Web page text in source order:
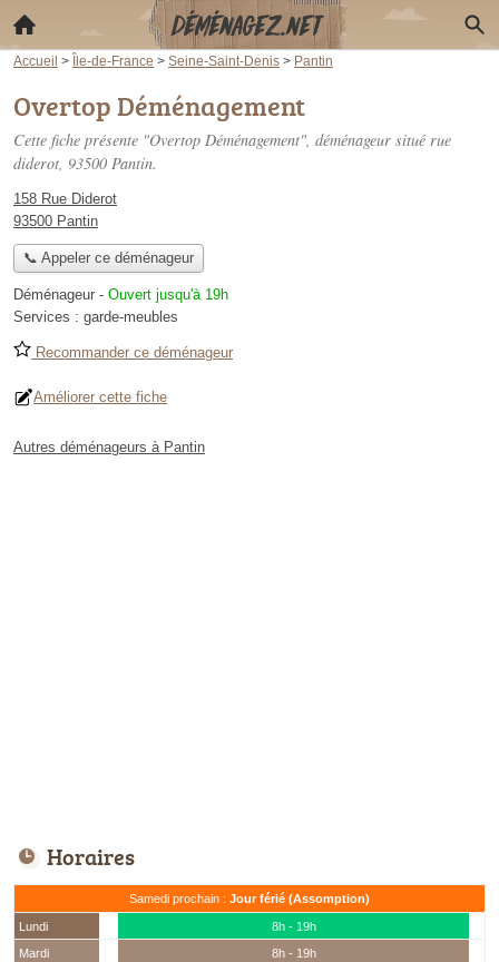
Accueil > Île-de-France > Seine-Saint-Denis > Pantin
Overtop Déménagement
Cette fiche présente "Overtop Déménagement", déménageur situé rue
diderot, 93500 Pantin.
158 Rue Diderot
93500 Pantin
📞 Appeler ce déménageur
Déménageur - Ouvert jusqu'à 19h
Services : garde-meubles
Recommander ce déménageur
Améliorer cette fiche
Autres déménageurs à Pantin
Horaires
Samedi prochain : Jour férié (Assomption)
Lundi
8h - 19h
Mardi
8h - 19h